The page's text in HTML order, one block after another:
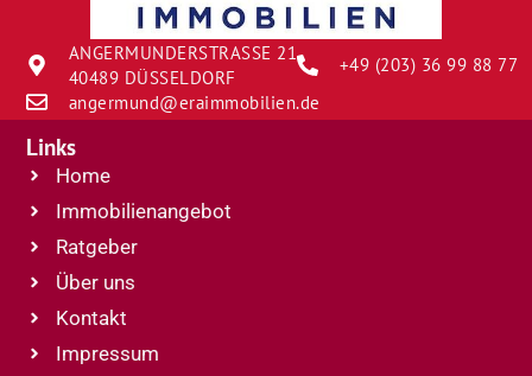
ANGERMUNDERSTRASSE 21
40489 DÜSSELDORF
+49 (203) 36 99 88 77
angermund@eraimmobilien.de
Links
Home
Immobilienangebot
Ratgeber
Über uns
Kontakt
Impressum